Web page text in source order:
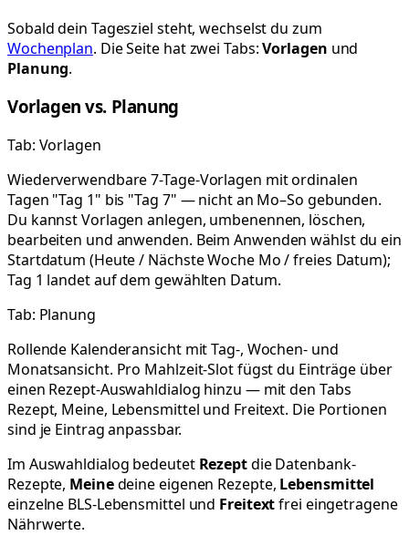
Sobald dein Tagesziel steht, wechselst du zum
Wochenplan. Die Seite hat zwei Tabs:Vorlagen und
Planung.
Vorlagen vs. Planung
Tab: Vorlagen
Wiederverwendbare 7-Tage-Vorlagen mit ordinalen
Tagen "Tag 1" bis "Tag 7" — nicht an Mo–So gebunden.
Du kannst Vorlagen anlegen, umbenennen, löschen,
bearbeiten und anwenden. Beim Anwenden wählst du ein
Startdatum (Heute / Nächste Woche Mo / freies Datum);
Tag 1 landet auf dem gewählten Datum.
Tab: Planung
Rollende Kalenderansicht mit Tag-, Wochen- und
Monatsansicht. Pro Mahlzeit-Slot fügst du Einträge über
einen Rezept-Auswahldialog hinzu — mit den Tabs
Rezept, Meine, Lebensmittel und Freitext. Die Portionen
sind je Eintrag anpassbar.
Im Auswahldialog bedeutet Rezeptdie Datenbank-
Rezepte, Meinedeine eigenen Rezepte, Lebensmittel
einzelne BLS-Lebensmittel und Freitextfrei eingetragene
Nährwerte.